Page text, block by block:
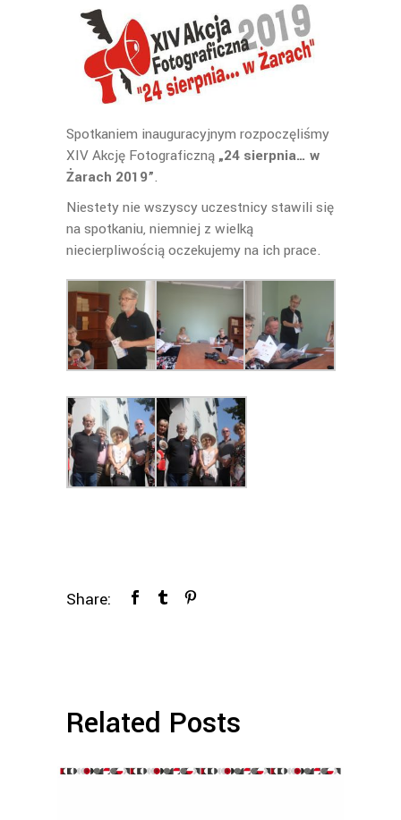
Spotkaniem inauguracyjnym rozpoczęliśmy
XIV Akcję Fotograficzną „24 sierpnia… w
Żarach 2019”.
Niestety nie wszyscy uczestnicy stawili się
na spotkaniu, niemniej z wielką
niecierpliwością oczekujemy na ich prace.
Share:
Related Posts